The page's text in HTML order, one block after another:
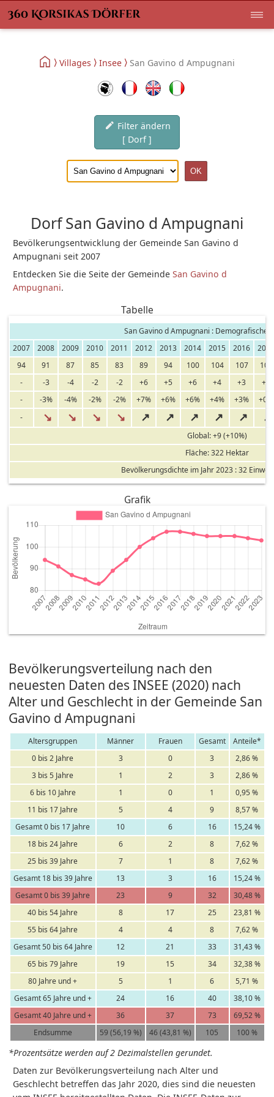
Villages Insee San Gavino d Ampugnani
Filter ändern
[ Dorf ]
Dorf San Gavino d Ampugnani
Bevölkerungsentwicklung der Gemeinde San Gavino d
Ampugnani seit 2007
Entdecken Sie die Seite der GemeindeSan Gavino d
Ampugnani.
Tabelle
San Gavino d Ampugnani : Demografische
2007
2008 2009 2010 2011 2012 2013 2014 2015 2016
94
91 87 85 83 89 94 100 104 107
107
-
-3 -4 -2 -2 +6 +5 +6 +4 +3
+0
-
-3% -4% -2% -2% +7% +6% +6% +4% +3%
+0%
-
↘ ↘ ↘ ↘ ↗ ↗ ↗ ↗ ↗ ↗
Global: +9 (+10%)
Fläche: 322 Hektar
Bevölkerungsdichte im Jahr 2023 : 32
Grafik
Bevölkerungsverteilung nach den
neuesten Daten des INSEE (2020) nach
Alter und Geschlecht in der Gemeinde San
Gavino d Ampugnani
Altersgruppen Männer Frauen Gesamt
Anteile*
0 bis 2 Jahre
3 0 3
2,86 %
3 bis 5 Jahre
1 2 3
2,86 %
6 bis 10 Jahre
1 0 1
0,95 %
11 bis 17 Jahre
5 4 9
8,57 %
Gesamt 0 bis 17 Jahre
10 6 16
15,24 %
18 bis 24 Jahre
6 2 8
7,62 %
25 bis 39 Jahre
7 1 8
7,62 %
Gesamt 18 bis 39 Jahre
13 3 16
15,24 %
Gesamt 0 bis 39 Jahre
23 9 32
30,48 %
40 bis 54 Jahre
8 17 25
23,81 %
55 bis 64 Jahre
4 4 8
7,62 %
Gesamt 50 bis 64 Jahre
12 21 33
31,43 %
65 bis 79 Jahre
19 15 34
32,38 %
80 Jahre und +
5 1 6
5,71 %
Gesamt 65 Jahre und +
24 16 40
38,10 %
Gesamt 40 Jahre und +
36 37 73
69,52 %
Endsumme
59 (56,19 %) 46 (43,81 %) 105 100 %
*Prozentsätze werden auf 2 Dezimalstellen gerundet.
Daten zur Bevölkerungsverteilung nach Alter und
Geschlecht betreffen das Jahr 2020, dies sind die neuesten